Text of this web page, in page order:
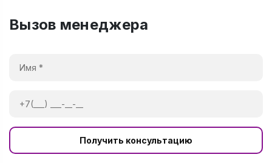
Вызов менеджера
Получить консультацию